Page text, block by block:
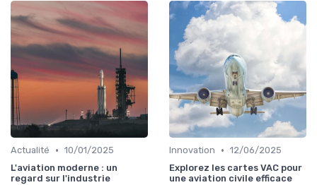
Actualité • 10/01/2025
L'aviation moderne : un
regard sur l'industrie
Innovation • 12/06/2025
Explorez les cartes VAC pour
une aviation civile efficace